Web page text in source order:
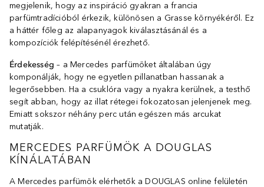
megjelenik, hogy az inspiráció gyakran a francia
parfümtradícióból érkezik, különösen a Grasse környékéről. Ez
a háttér főleg az alapanyagok kiválasztásánál és a
kompozíciók felépítésénél érezhető.
Érdekesség – a Mercedes parfümöket általában úgy
komponálják, hogy ne egyetlen pillanatban hassanak a
legerősebben. Ha a csuklóra vagy a nyakra kerülnek, a testhő
segít abban, hogy az illat rétegei fokozatosan jelenjenek meg.
Emiatt sokszor néhány perc után egészen más arcukat
mutatják.
MERCEDES PARFÜMÖK A DOUGLAS
KÍNÁLATÁBAN
A Mercedes parfümök elérhetők a DOUGLAS online felületén